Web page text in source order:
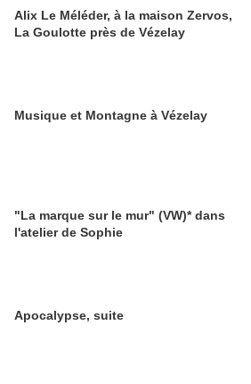
Alix Le Méléder, à la maison Zervos,
La Goulotte près de Vézelay
Musique et Montagne à Vézelay
"La marque sur le mur" (VW)* dans
l'atelier de Sophie
Apocalypse, suite